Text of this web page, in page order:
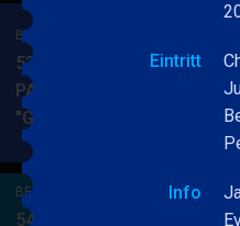
BERRY BLUE & BAND
53. JAZZ Matinee in den
PARKSIDE STUDIOS
"Gypsy Jazz"
BAND
BERRY BLUE & BAND
54. JAZZ Matinee in den
Eintritt
Info